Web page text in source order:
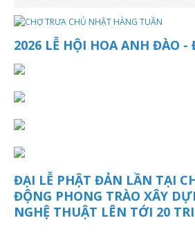
2026 LỄ HỘI HOA ANH ĐÀO -
ĐẠI LỄ PHẬT ĐẢN LẦN TẠI
ĐỘNG PHONG TRÀO XÂY
NGHỆ THUẬT LÊN TỚI 20